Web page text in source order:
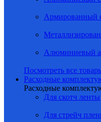
Армированный
Алюминиевый
Посмотреть все
Расходные
Расходные
Для скотч ленты
Для стрейч